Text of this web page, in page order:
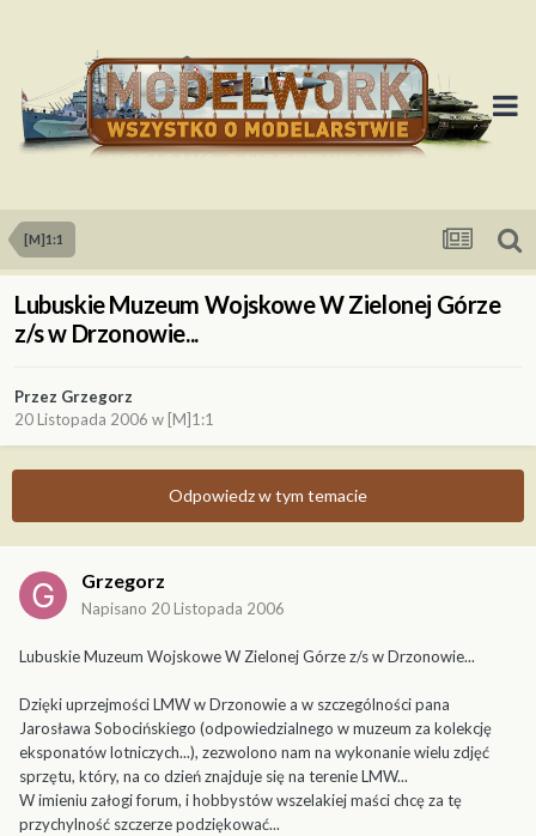
[M]1:1
Lubuskie Muzeum Wojskowe W Zielonej Górze
z/s w Drzonowie...
Przez Grzegorz
20 Listopada 2006 w [M]1:1
Odpowiedz w tym temacie
Grzegorz
Napisano 20 Listopada 2006
Lubuskie Muzeum Wojskowe W Zielonej Górze z/s w Drzonowie...
Dzięki uprzejmości LMW w Drzonowie a w szczególności pana
Jarosława Sobocińskiego (odpowiedzialnego w muzeum za kolekcję
eksponatów lotniczych...), zezwolono nam na wykonanie wielu zdjęć
sprzętu, który, na co dzień znajduje się na terenie LMW...
W imieniu załogi forum, i hobbystów wszelakiej maści chcę za tę
przychylność szczerze podziękować...